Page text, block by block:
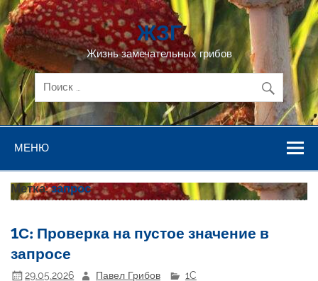
Перейти
к
содержимому
ЖЗГ
Жизнь замечательных грибов
МЕНЮ
Метка:запрос
1С: Проверка на пустое значение в
запросе
29.05.2026 Павел Грибов 1C